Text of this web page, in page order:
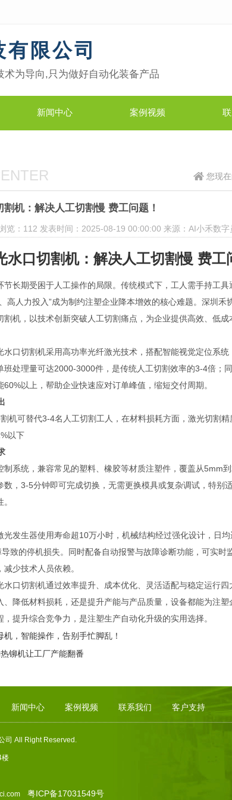
限公司
为导向,只为做好自动化装备产品
新闻中心 案例视频
您现在
机：解决人工切割慢 费工问题！
览 ：112 发表时间：2025-08-19 00:00:00 来源：AI小禾数字
水口切割机：解决人工切割慢 费工
长期受困于人工操作的局限。传统模式下，工人需手持工
人力投入”成为制约注塑企业降本增效的核心难题。深圳禾
机，以技术创新突破人工切割痛点，为企业提供高效、低成
口切割机采用高功率光纤激光技术，搭配智能视觉定位系
班处理量可达2000-3000件，是传统人工切割效率的3-4倍；
以上，帮助企业快速应对订单峰值，缩短交付周期。
机可替代3-4名人工切割工人，在材料损耗方面，激光切割
以下
制系统，兼容常见的塑料、橡胶等材质注塑件，覆盖从5mm
数，3-5分钟即可完成切换，无需更换模具或复杂调试，特别
发生器使用寿命超10万小时，机械结构经过强化设计，日
致的停机损失。同时配备自动报警与故障诊断功能，可实时
少技术人员依赖。
口切割机通过效率提升、成本优化、灵活适配与稳定运行
、降低材料损耗，还是提升产能与产品质量，设备都能为注
提升综合竞争力，是注塑生产自动化升级的实用选择。
，智能操作，告别手忙脚乱！
铆机让工厂产能翻番
新闻中心 案例视频 联系我们 客户支持
司 All Right Reserved.
楼
粤ICP备17031549号